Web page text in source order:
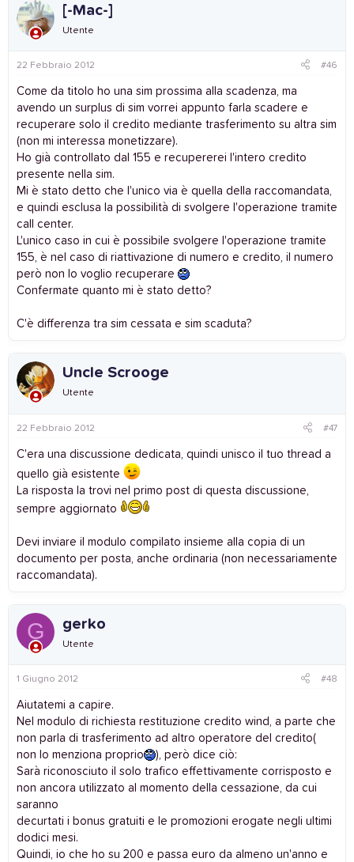
[-Mac-]
Utente
22 Febbraio 2012 #46
Come da titolo ho una sim prossima alla scadenza, ma
avendo un surplus di sim vorrei appunto farla scadere e
recuperare solo il credito mediante trasferimento su altra sim
(non mi interessa monetizzare).
Ho già controllato dal 155 e recupererei l'intero credito
presente nella sim.
Mi è stato detto che l'unico via è quella della raccomandata,
e quindi esclusa la possibilità di svolgere l'operazione tramite
call center.
L'unico caso in cui è possibile svolgere l'operazione tramite
155, è nel caso di riattivazione di numero e credito, il numero
però non lo voglio recuperare
Confermate quanto mi è stato detto?
C'è differenza tra sim cessata e sim scaduta?
Uncle Scrooge
Utente
22 Febbraio 2012 #47
C'era una discussione dedicata, quindi unisco il tuo thread a
quello già esistente
La risposta la trovi nel primo post di questa discussione,
sempre aggiornato
Devi inviare il modulo compilato insieme alla copia di un
documento per posta, anche ordinaria (non necessariamente
raccomandata).
G gerko
Utente
1 Giugno 2012 #48
Aiutatemi a capire.
Nel modulo di richiesta restituzione credito wind, a parte che
non parla di trasferimento ad altro operatore del credito(
non lo menziona proprio
), però dice ciò:
Sarà riconosciuto il solo trafico effettivamente corrisposto e
non ancora utilizzato al momento della cessazione, da cui
saranno
decurtati i bonus gratuiti e le promozioni erogate negli ultimi
dodici mesi.
Quindi, io che ho su 200 e passa euro da almeno un'anno e